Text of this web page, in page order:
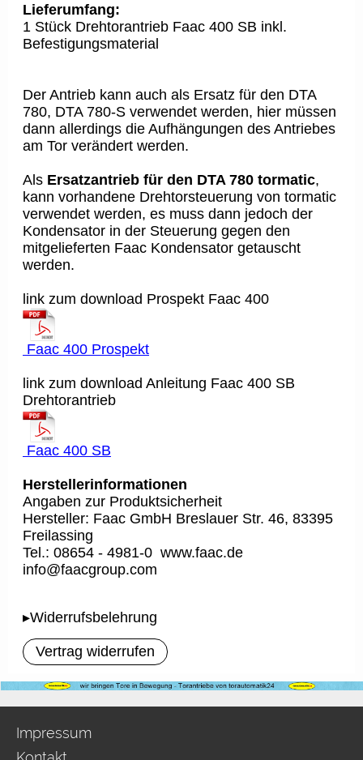
Lieferumfang:
1 Stück Drehtorantrieb Faac 400 SB inkl.
Befestigungsmaterial
Der Antrieb kann auch als Ersatz für den DTA
780, DTA 780-S verwendet werden, hier müssen
dann allerdings die Aufhängungen des Antriebes
am Tor verändert werden.
Als Ersatzantrieb für den DTA 780 tormatic,
kann vorhandene Drehtorsteuerung von tormatic
verwendet werden, es muss dann jedoch der
Kondensator in der Steuerung gegen den
mitgelieferten Faac Kondensator getauscht
werden.
link zum download Prospekt Faac 400
Faac 400 Prospekt
link zum download Anleitung Faac 400 SB
Drehtorantrieb
Faac 400 SB
Herstellerinformationen
Angaben zur Produktsicherheit
Hersteller: Faac GmbH Breslauer Str. 46, 83395
Freilassing
Tel.: 08654 - 4981-0 www.faac.de
info@faacgroup.com
▸Widerrufsbelehrung
Vertrag widerrufen
Impressum